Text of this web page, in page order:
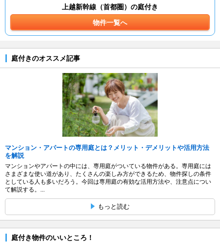
上越新幹線（首都圏）の庭付き
物件一覧へ
庭付きのオススメ記事
マンション・アパートの専用庭とは？メリット・デメリットや活用方法
を解説
マンションやアパートの中には、専用庭がついている物件がある。専用庭には
さまざまな使い道があり、たくさんの楽しみ方ができるため、物件探しの条件
としている人も多いだろう。今回は専用庭の有効な活用方法や、注意点につい
て解説する。...
もっと読む
庭付き物件のいいところ！